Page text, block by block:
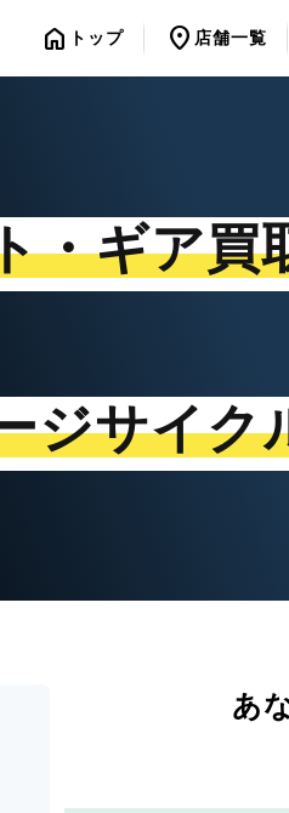
home トップ location_on 店舗一覧
・ギア買
ジサイク
あ